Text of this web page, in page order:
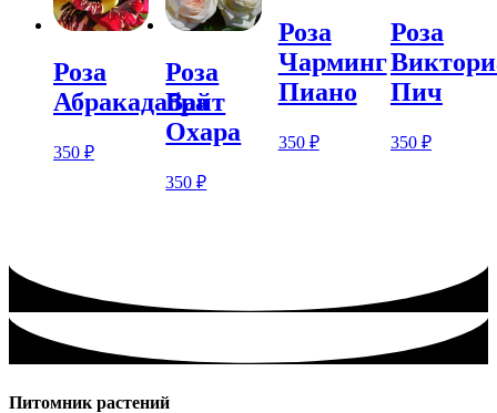
Розa
Абракадабра
350 ₽
Розa
Вайт
Охара
350₽
Розa
Чарминг
Пиано
350 ₽
Розa
Пич
350 ₽
Питомник растений